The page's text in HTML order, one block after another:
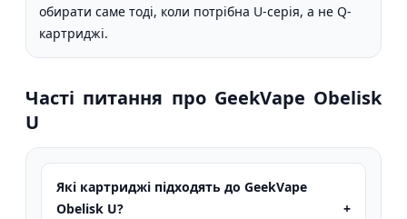
обирати саме тоді, коли потрібна U-серія, а не Q-
картриджі.
Часті питання про GeekVape Obelisk
U
Які картриджі підходять до GeekVape
Obelisk U?